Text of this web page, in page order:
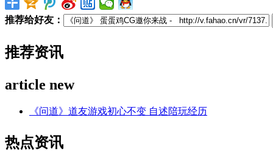
推荐给好友：
推荐资讯
article new
《问道》道友游戏初心不变 自述陪玩经历
热点资讯